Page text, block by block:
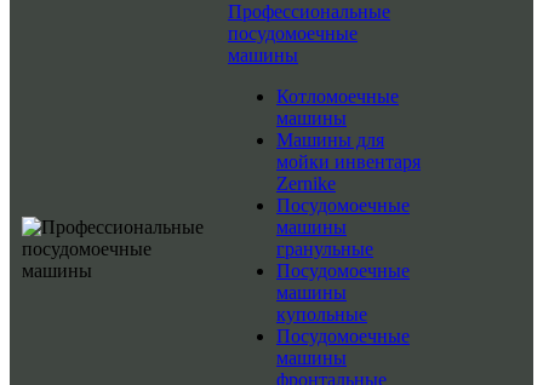
Профессиональные
посудомоечные
машины
Котломоечные
машины
Машины для
мойки инвентаря
Zernike
Посудомоечные
машины
гранульные
Посудомоечные
машины
купольные
Посудомоечные
машины
фронтальные